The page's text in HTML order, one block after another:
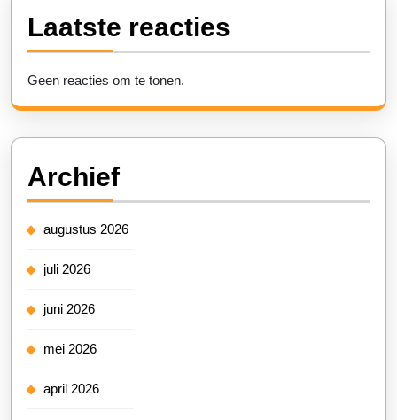
Laatste reacties
Geen reacties om te tonen.
Archief
augustus 2026
juli 2026
juni 2026
mei 2026
april 2026